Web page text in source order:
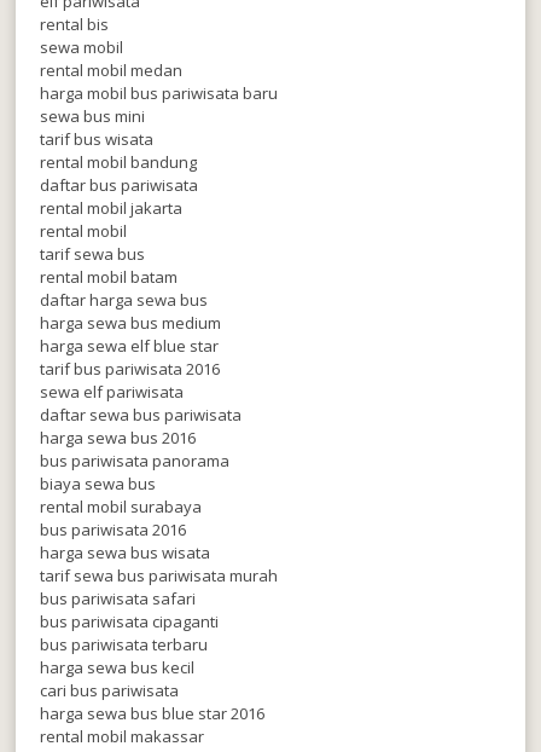
rental bis
sewa mobil
rental mobil medan
harga mobil bus pariwisata baru
sewa bus mini
tarif bus wisata
rental mobil bandung
daftar bus pariwisata
rental mobil jakarta
rental mobil
tarif sewa bus
rental mobil batam
daftar harga sewa bus
harga sewa bus medium
harga sewa elf blue star
tarif bus pariwisata 2016
sewa elf pariwisata
daftar sewa bus pariwisata
harga sewa bus 2016
bus pariwisata panorama
biaya sewa bus
rental mobil surabaya
bus pariwisata 2016
harga sewa bus wisata
tarif sewa bus pariwisata murah
bus pariwisata safari
bus pariwisata cipaganti
bus pariwisata terbaru
harga sewa bus kecil
cari bus pariwisata
harga sewa bus blue star 2016
rental mobil makassar